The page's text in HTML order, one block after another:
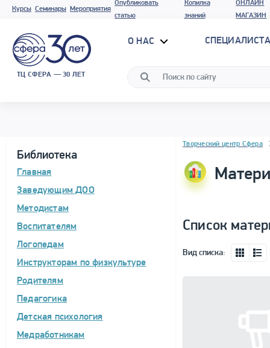
Курсы Семинары Мероприятия
Опубликовать
статью
Копилка
знаний
ОНЛАЙН
МАГАЗИН
ТЦ СФЕРА — 30 ЛЕТ
О НАС
Библиотека
Главная
Заведующим ДОО
Методистам
Воспитателям
Логопедам
Инструкторам по физкультуре
Родителям
Педагогика
Детская психология
Медработникам
Блок новостей
Творческий центр Сфера
Список
Вид списка: